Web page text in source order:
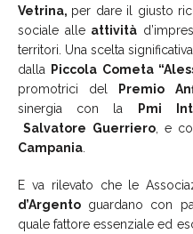
Vetrina, per dare il giusto
sociale alle attività
territori. Una scelta
dalla Piccola Cometa
promotrici del
Premio
sinergia con la
Pmi
Salvatore Guerriero, e
Campania.
E va rilevato che le
d’Argento guardano con
quale fattore essenziale ed